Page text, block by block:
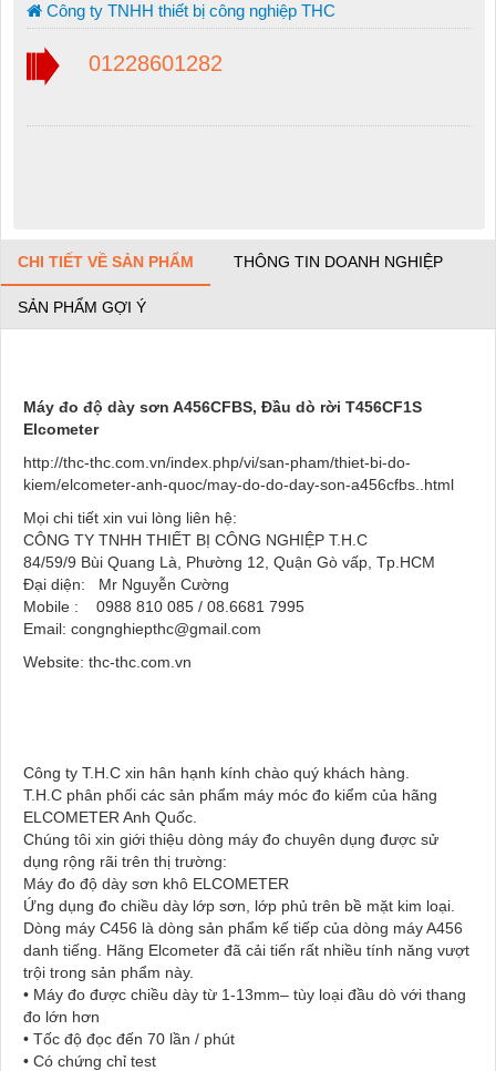
Công ty TNHH thiết bị công nghiệp THC
01228601282
CHI TIẾT VỀ SẢN PHẨM THÔNG TIN DOANH NGHIỆP
SẢN PHẨM GỢI Ý
Máy đo độ dày sơn A456CFBS, Đầu dò rời T456CF1S
Elcometer
http://thc-thc.com.vn/index.php/vi/san-pham/thiet-bi-do-
kiem/elcometer-anh-quoc/may-do-do-day-son-a456cfbs..html
Mọi chi tiết xin vui lòng liên hệ:
CÔNG TY TNHH THIẾT BỊ CÔNG NGHIỆP T.H.C
84/59/9 Bùi Quang Là, Phường 12, Quận Gò vấp, Tp.HCM
Đại diện: Mr Nguyễn Cường
Mobile : 0988 810 085 / 08.6681 7995
Email: congnghiepthc@gmail.com
Website: thc-thc.com.vn
Công ty T.H.C xin hân hạnh kính chào quý khách hàng.
T.H.C phân phối các sản phẩm máy móc đo kiểm của hãng
ELCOMETER Anh Quốc.
Chúng tôi xin giới thiệu dòng máy đo chuyên dụng được sử
dụng rộng rãi trên thị trường:
Máy đo độ dày sơn khô ELCOMETER
Ứng dụng đo chiều dày lớp sơn, lớp phủ trên bề mặt kim loại.
Dòng máy C456 là dòng sản phẩm kế tiếp của dòng máy A456
danh tiếng. Hãng Elcometer đã cải tiến rất nhiều tính năng vượt
trội trong sản phẩm này.
• Máy đo được chiều dày từ 1-13mm– tùy loại đầu dò với thang
đo lớn hơn
• Tốc độ đọc đến 70 lần / phút
• Có chứng chỉ test